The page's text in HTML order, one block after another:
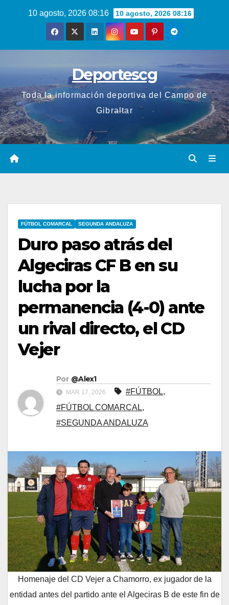
10 agosto, 2026 08:16 10 agosto, 2026 08:16
Deportescg
Toda la información deportiva del Campo de
Gibraltar
FÚTBOL COMARCAL SEGUNDA ANDALUZA
Duro paso atrás del
Algeciras CF B en su
lucha por la
permanencia (4-0) ante
un rival directo, el CD
Vejer
Por @Alex1
MAR 17, 2026 #FÚTBOL,
#FÚTBOL COMARCAL,
#SEGUNDA ANDALUZA
Homenaje del CD Vejer a Chamorro, ex jugador de la
entidad antes del partido ante el Algeciras B de este fin de